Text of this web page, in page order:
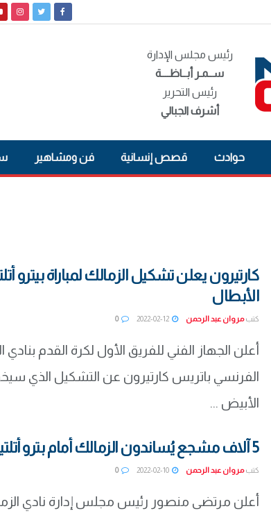
رئيس مجلس الإدارة
ســمـر أبــاظــــة
رئيس التحرير
أشرف الجبالي
حوادث قصص إنسانية فن ومشاهير
كارتيرون يعلن تشكيل الزمالك لمباراة بيترو
الأبطال
كتب مروان عبد الرحمن 2022-02-12
0
أعلن الجهاز الفني للفريق الأول لكرة القدم بنادي
الفرنسي باتريس كارتيرون عن التشكيل الذي
الأبيض ...
5 آلاف مشجع يُساندون الزمالك أمام بترو أتلتيكو
كتب مروان عبد الرحمن 2022-02-10
0
أعلن مرتضى منصور رئيس مجلس إدارة نادي